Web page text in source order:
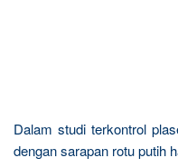
Dalam studi terkontrol
dengan sarapan rotu putih